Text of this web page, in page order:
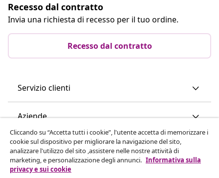
Recesso dal contratto
Invia una richiesta di recesso per il tuo ordine.
Recesso dal contratto
Servizio clienti
Aziende
vidaXL
Scopri di più
Cliccando su “Accetta tutti i cookie”, l'utente accetta di memorizzare i
cookie sul dispositivo per migliorare la navigazione del sito,
analizzare l'utilizzo del sito ,assistere nelle nostre attività di
marketing, e personalizzazione degli annunci. Informativa sulla
privacy e sui cookie